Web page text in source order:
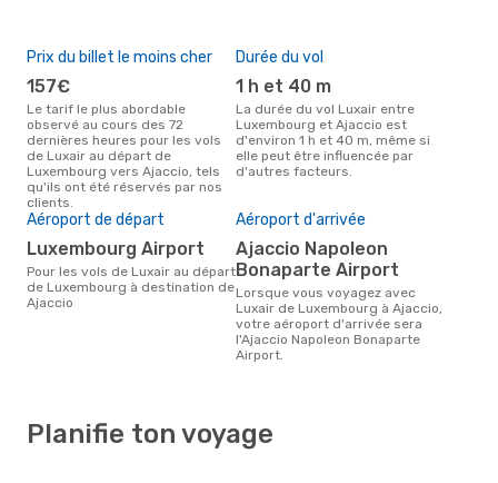
Prix du billet le moins cher
157€
Le tarif le plus abordable
observé au cours des 72
dernières heures pour les vols
de Luxair au départ de
Luxembourg vers Ajaccio, tels
qu'ils ont été réservés par nos
clients.
Durée du vol
1 h et 40 m
La durée du vol Luxair entre
Luxembourg et Ajaccio est
d'environ 1 h et 40 m, même si
elle peut être influencée par
d'autres facteurs.
Aéroport de départ
Luxembourg Airport
Pour les vols de Luxair au départ
de Luxembourg à destination de
Ajaccio
Aéroport d'arrivée
Ajaccio Napoleon
Bonaparte Airport
Lorsque vous voyagez avec
Luxair de Luxembourg à Ajaccio,
votre aéroport d'arrivée sera
l'Ajaccio Napoleon Bonaparte
Airport.
Planifie ton voyage